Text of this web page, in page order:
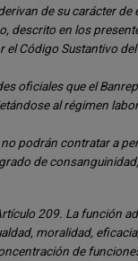
de su carácter
descrito en los
Código Sustantivo
oficiales que el
al régimen
podrán contratar a
de
209. La función
moralidad,
de